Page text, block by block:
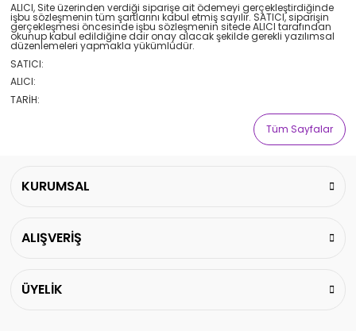
ALICI, Site üzerinden verdiği siparişe ait ödemeyi gerçekleştirdiğinde
işbu sözleşmenin tüm şartlarını kabul etmiş sayılır. SATICI, siparişin
gerçekleşmesi öncesinde işbu sözleşmenin sitede ALICI tarafından
okunup kabul edildiğine dair onay alacak şekilde gerekli yazılımsal
düzenlemeleri yapmakla yükümlüdür.
SATICI:
ALICI:
TARİH:
Tüm Sayfalar
KURUMSAL
ALIŞVERİŞ
ÜYELİK